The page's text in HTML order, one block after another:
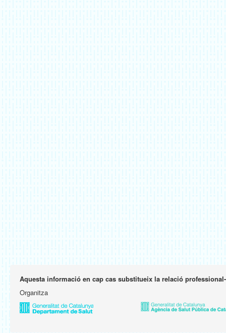
Aquesta informació en cap cas substitueix la relació
Organitza